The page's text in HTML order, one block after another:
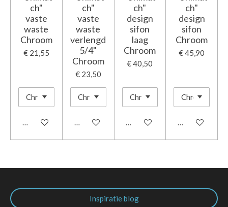
ch"
vaste
waste
Chroom
€ 21,55
In winkelwagen
ch"
vaste
waste
verlengd
5/4"
Chroom
€ 23,50
In winkelwagen
ch"
design
sifon
laag
Chroom
€ 40,50
In winkelwagen
ch"
design
sifon
Chroom
€ 45,90
In
Inspiratie blog